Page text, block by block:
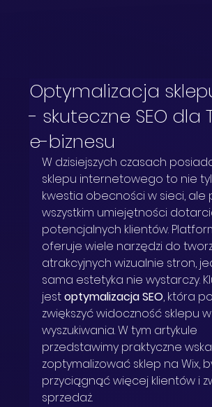
Optymalizacja
- skuteczne SEO dla
e-biznesu
W dzisiejszych czasach
sklepu internetowego to nie
kwestia obecności w sieci, ale
wszystkim umiejętności
potencjalnych klientów.
oferuje wiele narzędzi do
atrakcyjnych wizualnie stron,
sama estetyka nie wystarczy.
jest optymalizacja SEO, która
zwiększyć widoczność sklepu
wyszukiwania. W tym artykule
przedstawimy praktyczne
zoptymalizować sklep na Wix,
przyciągnąć więcej klientów i
sprzedaż.